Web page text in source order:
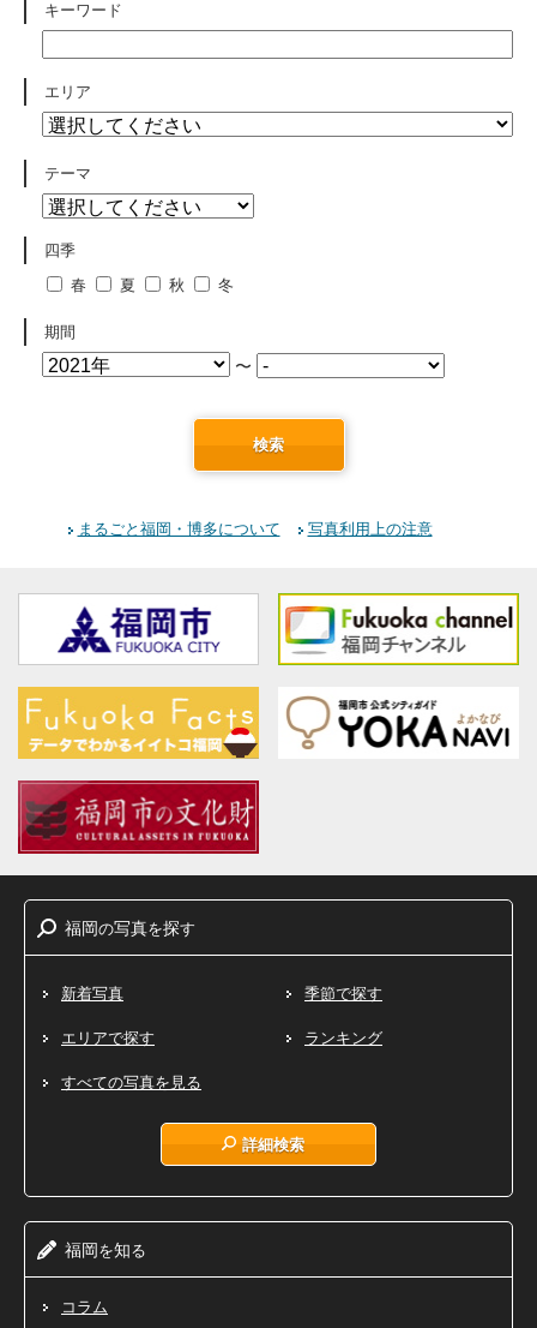
キーワード
エリア
テーマ
四季
春
夏 秋 冬
期間
〜
検索
まるごと福岡・博多について 写真利用上の注意
福岡の写真を探す
新着写真 季節で探す
エリアで探す ランキング
すべての写真を見る
詳細検索
福岡を知る
コラム